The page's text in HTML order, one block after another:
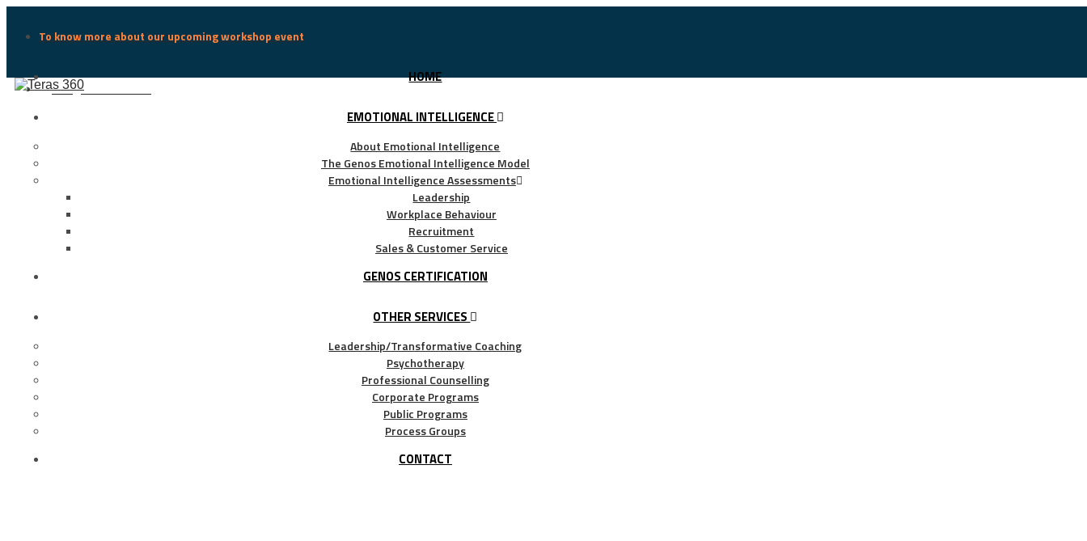
To know more about our upcoming workshop event
info@teras360.com
HOME
EMOTIONAL INTELLIGENCE
About Emotional Intelligence
The Genos Emotional Intelligence Model
Emotional Intelligence Assessments
Leadership
Workplace Behaviour
Recruitment
Sales & Customer Service
GENOS CERTIFICATION
OTHER SERVICES
Leadership/Transformative Coaching
Psychotherapy
Professional Counselling
Corporate Programs
Public Programs
Process Groups
CONTACT